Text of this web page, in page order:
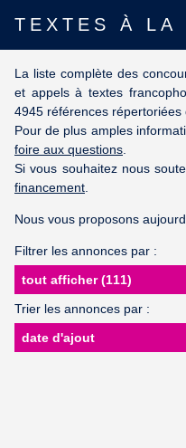
TEXTES À LA
La liste complète des
et appels à textes
4945 références répertoriées
Pour de plus amples
foire aux questions
Si vous souhaitez nous
financement
Nous vous proposons
Filtrer les annonces par :
Trier les annonces par :